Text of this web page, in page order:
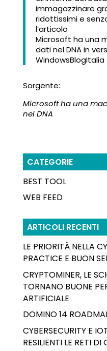
immagazzinare
ridottissimi e
l’articolo
Microsoft ha una
dati nel DNA in
WindowsBlogItalia .
Sorgente:
Microsoft ha una
nel DNA
CATEGORIE
BEST TOOL
WEB FEED
ARTICOLI RECENTI
LE PRIORITÀ NELLA
PRACTICE E BUON
CRYPTOMINER, LE
TORNANO BUONE
ARTIFICIALE
DOMINO 14
CYBERSECURITY E
RESILIENTI LE RETI